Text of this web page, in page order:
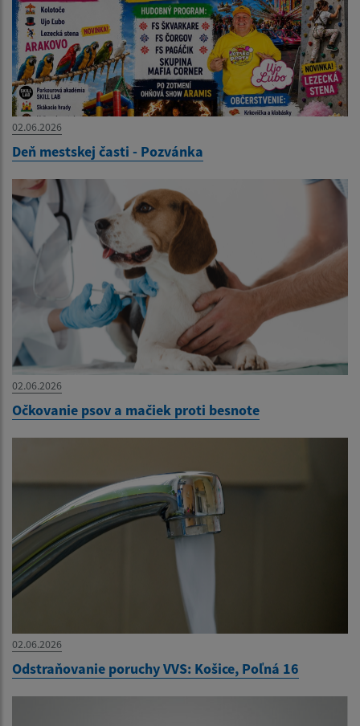
02.06.2026
Deň mestskej časti - Pozvánka
02.06.2026
Očkovanie psov a mačiek proti besnote
02.06.2026
Odstraňovanie poruchy VVS: Košice, Poľná 16